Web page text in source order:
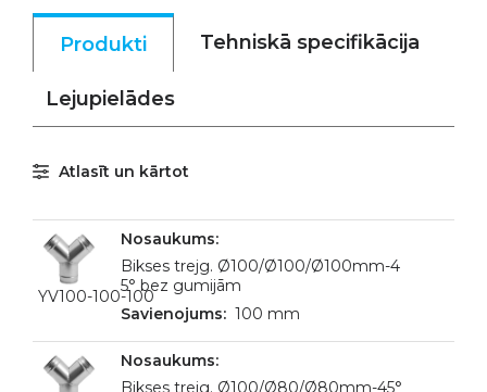
Produkti Tehniskā specifikācija
Lejupielādes
Atlasīt un kārtot
YV100-100-100
Bikses trejg. Ø100/Ø100/Ø100mm-4
5° bez gumijām
100 mm
Bikses trejg. Ø100/Ø80/Ø80mm-45°